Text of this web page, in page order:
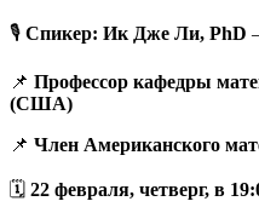
🎙 Спикер: Ик Дже Ли, PhD
📌 Профессор кафедры
(США)
📌 Член Американского
🗓 22 февраля, четверг, в